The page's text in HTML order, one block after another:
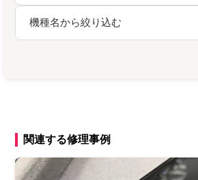
関連する修理事例